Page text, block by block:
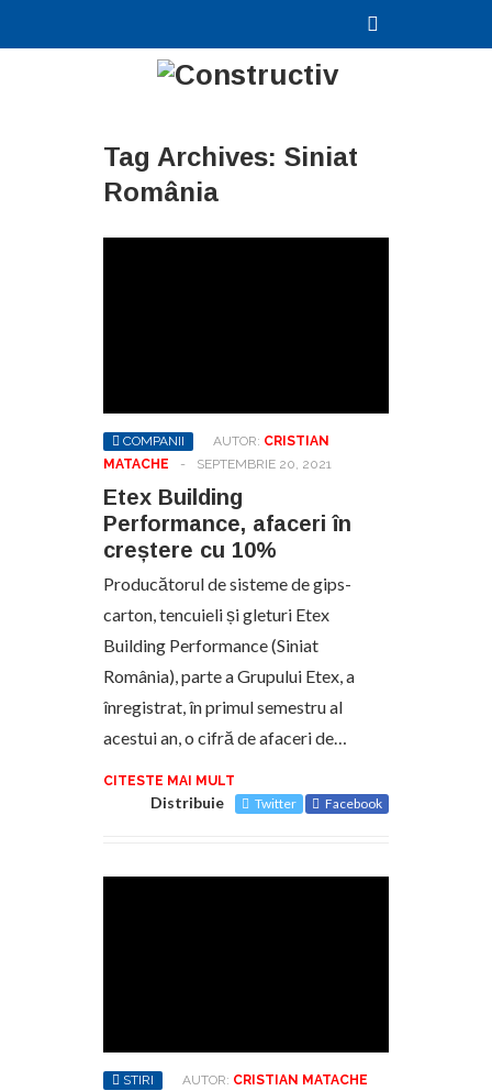
Tag Archives: Siniat
România
COMPANII AUTOR: CRISTIAN
MATACHE
- SEPTEMBRIE 20, 2021
Etex Building
Performance, afaceri în
creștere cu 10%
Producătorul de sisteme de gips-
carton, tencuieli și gleturi Etex
Building Performance (Siniat
România), parte a Grupului Etex, a
înregistrat, în primul semestru al
acestui an, o cifră de afaceri de…
CITESTE MAI MULT
Distribuie Twitter Facebook
STIRI AUTOR: CRISTIAN MATACHE